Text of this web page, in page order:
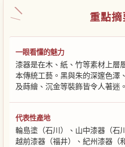
重點摘
一眼看懂的魅力
漆器是在木、紙、竹等素材上層
本傳統工藝。黑與朱的深邃色澤
及蒔繪、沉金等裝飾皆令人著迷。
代表性產地
輪島塗（石川）、山中漆器（石
越前漆器（福井）、紀州漆器（